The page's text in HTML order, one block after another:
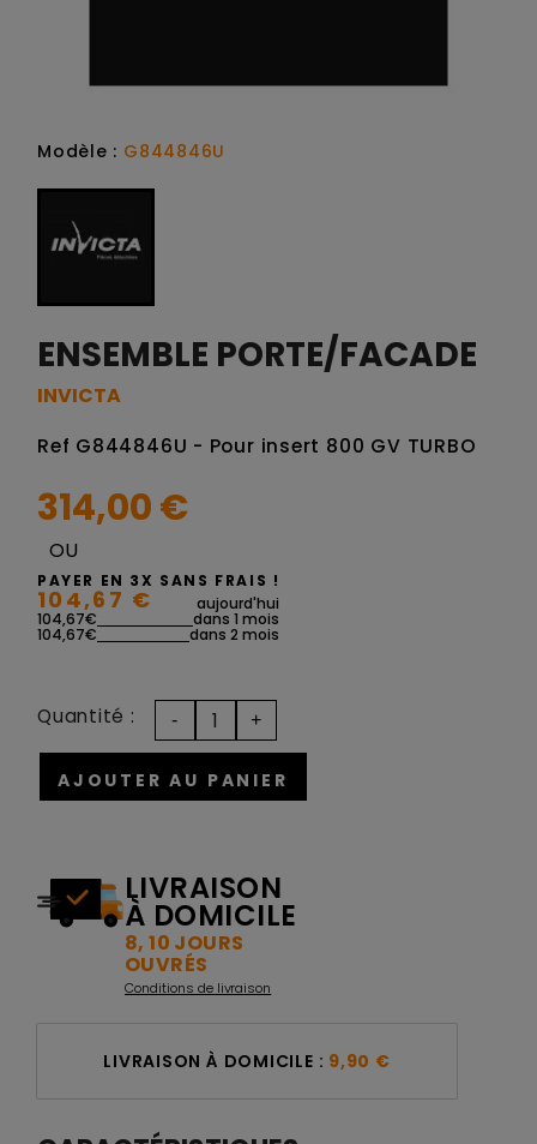
Modèle : G844846U
ENSEMBLE PORTE/FACADE
INVICTA
Ref G844846U - Pour insert 800 GV TURBO
314,00 €
OU
PAYER EN 3X SANS FRAIS !
104,67 € aujourd'hui
104,67€ dans 1 mois
104,67€ dans 2 mois
AJOUTER AU PANIER
Quantité :
LIVRAISON
À DOMICILE
8, 10 JOURS
OUVRÉS
Conditions de livraison
LIVRAISON À DOMICILE : 9,90 €